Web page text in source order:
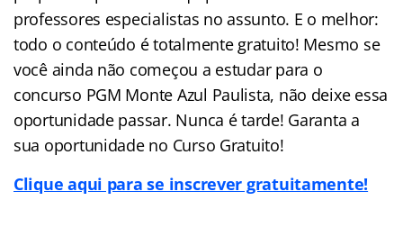
professores especialistas no assunto. E o melhor:
todo o conteúdo é totalmente gratuito! Mesmo se
você ainda não começou a estudar para o
concurso PGM Monte Azul Paulista, não deixe essa
oportunidade passar. Nunca é tarde! Garanta a
sua oportunidade no Curso Gratuito!
Clique aqui para se inscrever gratuitamente!